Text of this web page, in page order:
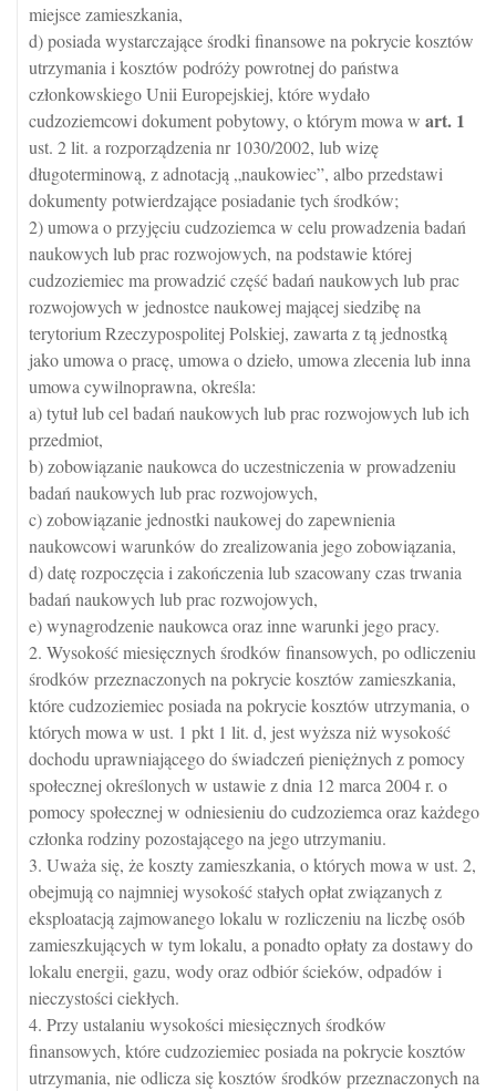
miejsce zamieszkania,
d) posiada wystarczające środki finansowe na pokrycie kosztów
utrzymania i kosztów podróży powrotnej do państwa
członkowskiego Unii Europejskiej, które wydało
cudzoziemcowi dokument pobytowy, o którym mowa w art. 1
ust. 2 lit. a rozporządzenia nr 1030/2002, lub wizę
długoterminową, z adnotacją „naukowiec”, albo przedstawi
dokumenty potwierdzające posiadanie tych środków;
2) umowa o przyjęciu cudzoziemca w celu prowadzenia badań
naukowych lub prac rozwojowych, na podstawie której
cudzoziemiec ma prowadzić część badań naukowych lub prac
rozwojowych w jednostce naukowej mającej siedzibę na
terytorium Rzeczypospolitej Polskiej, zawarta z tą jednostką
jako umowa o pracę, umowa o dzieło, umowa zlecenia lub inna
umowa cywilnoprawna, określa:
a) tytuł lub cel badań naukowych lub prac rozwojowych lub ich
przedmiot,
b) zobowiązanie naukowca do uczestniczenia w prowadzeniu
badań naukowych lub prac rozwojowych,
c) zobowiązanie jednostki naukowej do zapewnienia
naukowcowi warunków do zrealizowania jego zobowiązania,
d) datę rozpoczęcia i zakończenia lub szacowany czas trwania
badań naukowych lub prac rozwojowych,
e) wynagrodzenie naukowca oraz inne warunki jego pracy.
2. Wysokość miesięcznych środków finansowych, po odliczeniu
środków przeznaczonych na pokrycie kosztów zamieszkania,
które cudzoziemiec posiada na pokrycie kosztów utrzymania, o
których mowa w ust. 1 pkt 1 lit. d, jest wyższa niż wysokość
dochodu uprawniającego do świadczeń pieniężnych z pomocy
społecznej określonych w ustawie z dnia 12 marca 2004 r. o
pomocy społecznej w odniesieniu do cudzoziemca oraz każdego
członka rodziny pozostającego na jego utrzymaniu.
3. Uważa się, że koszty zamieszkania, o których mowa w ust. 2,
obejmują co najmniej wysokość stałych opłat związanych z
eksploatacją zajmowanego lokalu w rozliczeniu na liczbę osób
zamieszkujących w tym lokalu, a ponadto opłaty za dostawy do
lokalu energii, gazu, wody oraz odbiór ścieków, odpadów i
nieczystości ciekłych.
4. Przy ustalaniu wysokości miesięcznych środków
finansowych, które cudzoziemiec posiada na pokrycie kosztów
utrzymania, nie odlicza się kosztów środków przeznaczonych na